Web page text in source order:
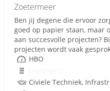
Zoetermeer
Ben jij degene die ervoor
goed op papier staan, maar
aan succesvolle projecten?
projecten wordt vaak
HBO
Civiele Techniek,